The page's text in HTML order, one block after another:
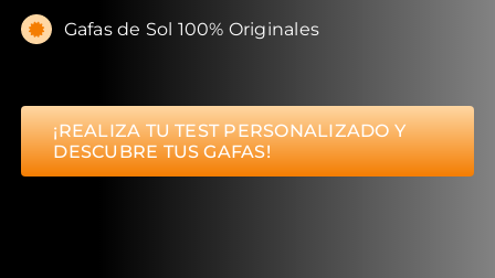
Gafas de Sol 100% Originales
¡REALIZA TU TEST PERSONALIZADO Y
DESCUBRE TUS GAFAS!